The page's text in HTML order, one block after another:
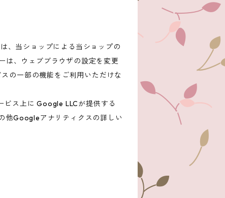
、当ショップによる当ショップの
は、ウェブブラウザの設定を変更
の一部の機能をご利用いただけな
ビス上に Google LLCが提供する
他Googleアナリティクスの詳しい